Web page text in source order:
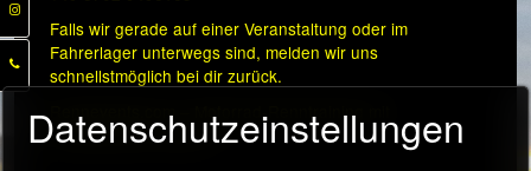
Falls wir gerade auf einer Veranstaltung oder im
Fahrerlager unterwegs sind, melden wir uns
schnellstmöglich bei dir zurück.
Rennevents.com – Motorrad-Renntraining mit
persönlichem Kontakt.
Datenschutzeinstellungen